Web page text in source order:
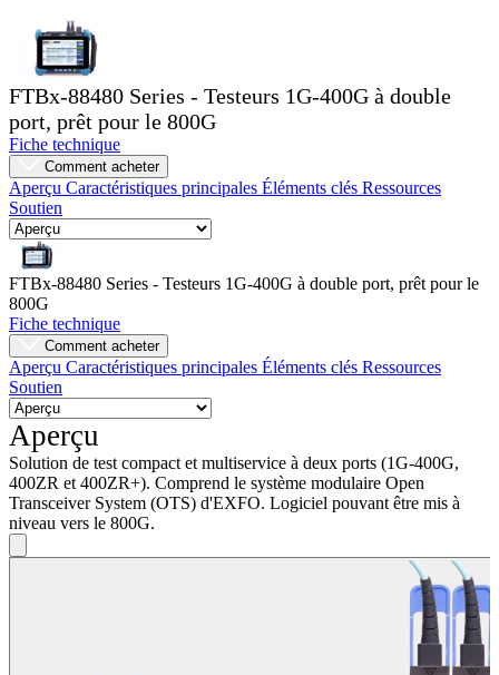
nous
S'enregistrer
Entreprise
Emploi
Partenaires
Fournisseurs
FTBx-88480 Series - Testeurs 1G-400G à double
port, prêt pour le 800G
Fiche technique
Comment acheter
Aperçu Caractéristiques principales Éléments clés Ressources
Soutien
FTBx-88480 Series - Testeurs 1G-400G à double port, prêt pour le
800G
Fiche technique
Comment acheter
Aperçu Caractéristiques principales Éléments clés Ressources
Soutien
Aperçu
Solution de test compact et multiservice à deux ports (1G-400G,
400ZR et 400ZR+). Comprend le système modulaire Open
Transceiver System (OTS) d'EXFO. Logiciel pouvant être mis à
niveau vers le 800G.